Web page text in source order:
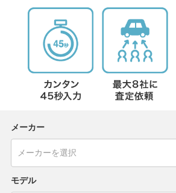
メーカー
モデル